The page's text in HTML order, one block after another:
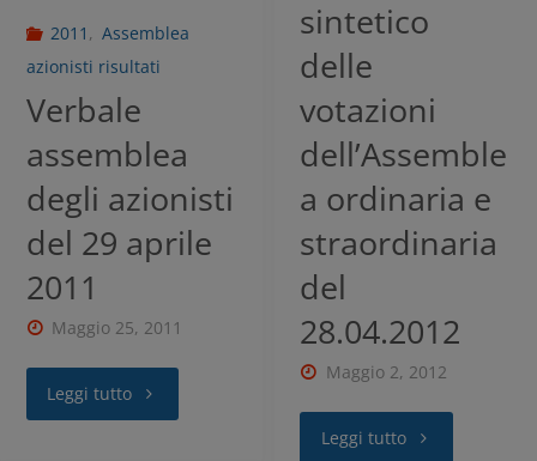
sintetico
delle
votazioni
dell’Assemble
a ordinaria e
straordinaria
del
28.04.2012
Maggio 2, 2012
Leggi tutto
2011 , Assemblea
azionisti risultati
Verbale
assemblea
degli azionisti
del 29 aprile
2011
Maggio 25, 2011
Leggi tutto